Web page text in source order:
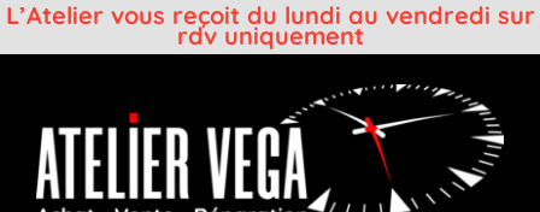
L’Atelier vous reçoit du lundi au vendredi sur
rdv uniquement
contenu